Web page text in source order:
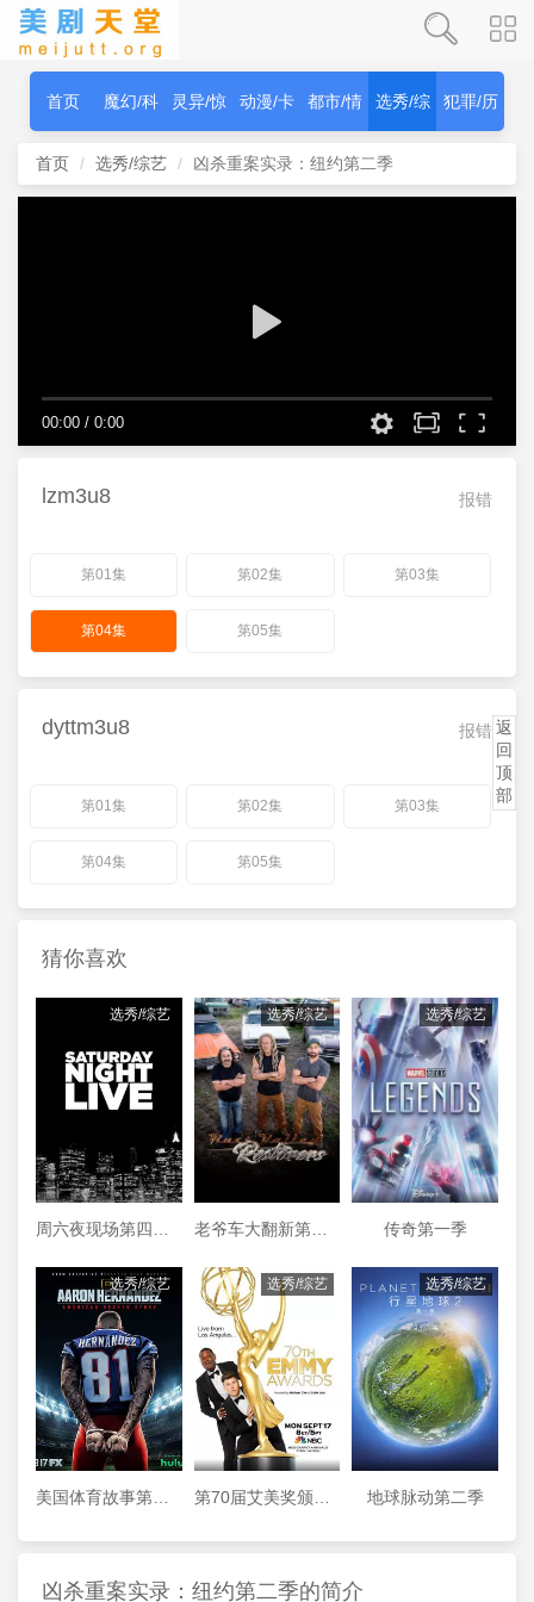
首页 魔幻/科
幻
灵异/惊
秫
动漫/卡
通
都市/情
感
选秀/综 犯罪/历
首页 选秀/综艺 凶杀重案实录：纽约第二季
00:00 / 0:00
报错
lzm3u8
第01集 第02集 第03集
第04集 第05集
报错
dyttm3u8
第01集 第02集 第03集
第04集 第05集
猜你喜欢
选秀/综艺 选秀/综艺
老爷车大翻新第三季
选秀/综艺
传奇第一季
选秀/综艺
美国体育故事第一季
选秀/综艺
第70届艾美奖颁奖典礼
选秀/综艺
地球脉动第二季
凶杀重案实录：纽约第二季的简介
返
回
顶
部